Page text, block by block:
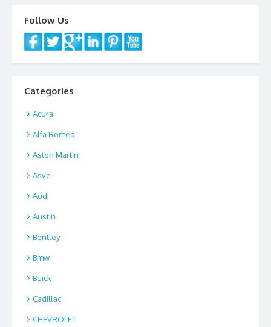
Follow Us
Categories
Acura
Alfa Romeo
Aston Martin
Asve
Audi
Austin
Bentley
Bmw
Buick
Cadillac
CHEVROLET